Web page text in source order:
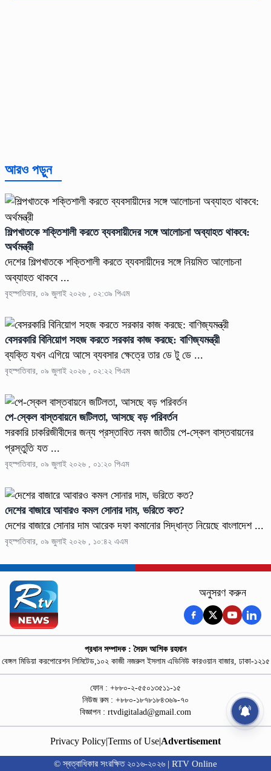
আরও পড়ুন
শিল্পখাতকে শক্তিশালী করতে ব্যবসায়ীদের সঙ্গে আলোচনা অব্যাহত থাকবে:
অর্থমন্ত্রী
দেশের শিল্পখাতকে শক্তিশালী করতে ব্যবসায়ীদের সঙ্গে নিয়মিত আলোচনা
অব্যাহত থাকবে ...
বৃহস্পতিবার, ০৯ জুলাই ২০২৬ , ০২:৩৯ পিএম
বেসরকারি বিনিয়োগ সহজ করতে সরকার কাজ করছে: বাণিজ্যমন্ত্রী
ব্যক্তি যখন এগিয়ে আসে ব্যবসার ক্ষেত্রে তার ডে টু ডে ...
বৃহস্পতিবার, ০৯ জুলাই ২০২৬ , ০২:২২ পিএম
পে-স্কেল বাস্তবায়নে জটিলতা, আসছে বড় পরিবর্তন
সরকারি চাকরিজীবীদের জন্য প্রস্তাবিত নবম জাতীয় পে-স্কেল বাস্তবায়নের
প্রস্তুতি যত ...
বৃহস্পতিবার, ০৯ জুলাই ২০২৬ , ০১:২০ পিএম
দেশের বাজারে আবারও কমল সোনার দাম, ভরিতে কত?
দেশের বাজারে সোনার দাম আরেক দফা কমানোর সিদ্ধান্ত নিয়েছে বাংলাদেশ ...
বৃহস্পতিবার, ০৯ জুলাই ২০২৬ , ১০:৪২ এএম
অনুসরণ করুন
প্রধান সম্পাদক : সৈয়দ আশিক রহমান
বেঙ্গল মিডিয়া করপোরেশন লিমিটেড,১০২ কাজী নজরুল ইসলাম এভিনিউ কারওয়ান বাজার, ঢাকা-১২১৫
ফোন : +৮৮০-২-৫৫০১৩৫১১-১৫
নিউজ রুম : +৮৮০-১৮৭৮১৮৪৩৬৯-৭০
বিজ্ঞাপন : rtvdigitalad@gmail.com
Privacy Policy|Terms of Use|Advertisement
© স্বত্বাধিকার সংরক্ষিত ২০১৬-২০২৬ | RTV Online